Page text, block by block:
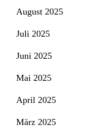
August 2025
Juli 2025
Juni 2025
Mai 2025
April 2025
März 2025